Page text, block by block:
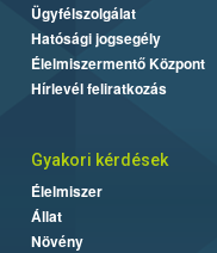
Ügyfélszolgálat
Hatósági jogsegély
Élelmiszermentő Központ
Hírlevél feliratkozás
Gyakori kérdések
Élelmiszer
Állat
Növény